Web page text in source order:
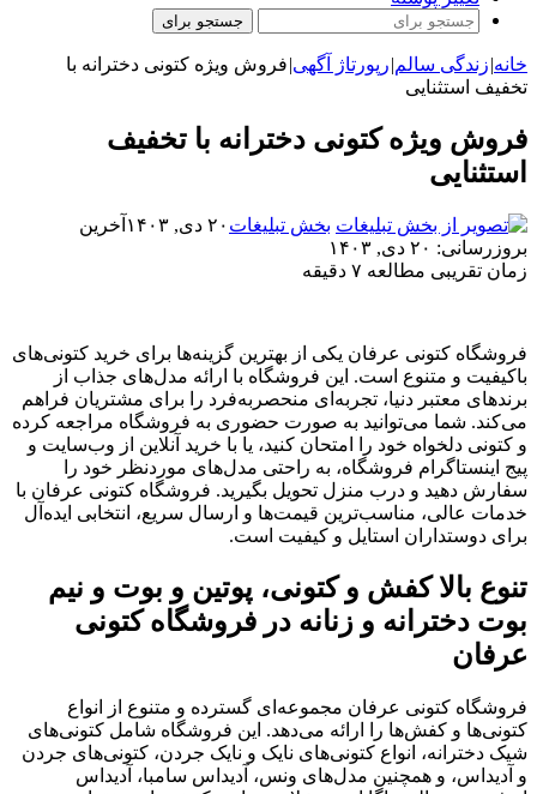
جستجو برای
خانه|زندگی سالم|رپورتاژ آگهی|فروش ویژه کتونی دخترانه با
تخفیف استثنایی
فروش ویژه کتونی دخترانه با تخفیف
استثنایی
بخش تبلیغات ۲۰ دی, ۱۴۰۳
آخرین
بروزرسانی: ۲۰ دی, ۱۴۰۳
زمان تقریبی مطالعه ۷ دقیقه
فروشگاه کتونی عرفان یکی از بهترین گزینه‌ها برای خرید کتونی‌های
باکیفیت و متنوع است. این فروشگاه با ارائه مدل‌های جذاب از
برندهای معتبر دنیا، تجربه‌ای منحصربه‌فرد را برای مشتریان فراهم
می‌کند. شما می‌توانید به صورت حضوری به فروشگاه مراجعه کرده
و کتونی دلخواه خود را امتحان کنید، یا با خرید آنلاین از وب‌سایت و
پیج اینستاگرام فروشگاه، به راحتی مدل‌های موردنظر خود را
سفارش دهید و درب منزل تحویل بگیرید. فروشگاه کتونی عرفان با
خدمات عالی، مناسب‌ترین قیمت‌ها و ارسال سریع، انتخابی ایده‌آل
برای دوستداران استایل و کیفیت است.
تنوع بالا کفش و کتونی‌، پوتین و بوت و نیم
بوت دخترانه و زنانه در فروشگاه کتونی
عرفان
فروشگاه کتونی عرفان مجموعه‌ای گسترده و متنوع از انواع
کتونی‌ها و کفش‌ها را ارائه می‌دهد. این فروشگاه شامل کتونی‌های
شیک دخترانه، انواع کتونی‌های نایک و نایک جردن، کتونی‌های جردن
و آدیداس، و همچنین مدل‌های ونس، آدیداس سامبا، آدیداس